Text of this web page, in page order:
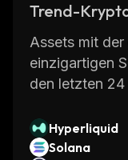
Trend-
Assets mit
einzigartigen
den letzten 24
Hyperliquid
Solana